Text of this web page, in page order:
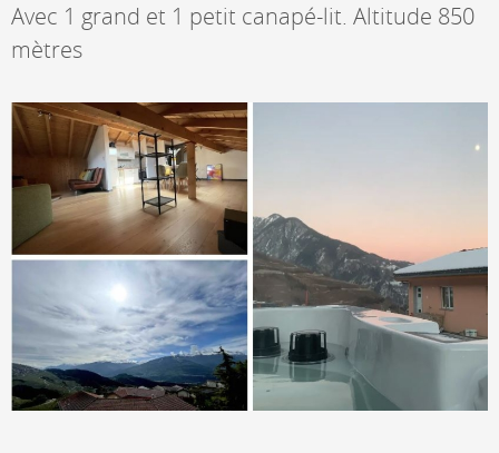
Avec 1 grand et 1 petit canapé-lit. Altitude 850
mètres